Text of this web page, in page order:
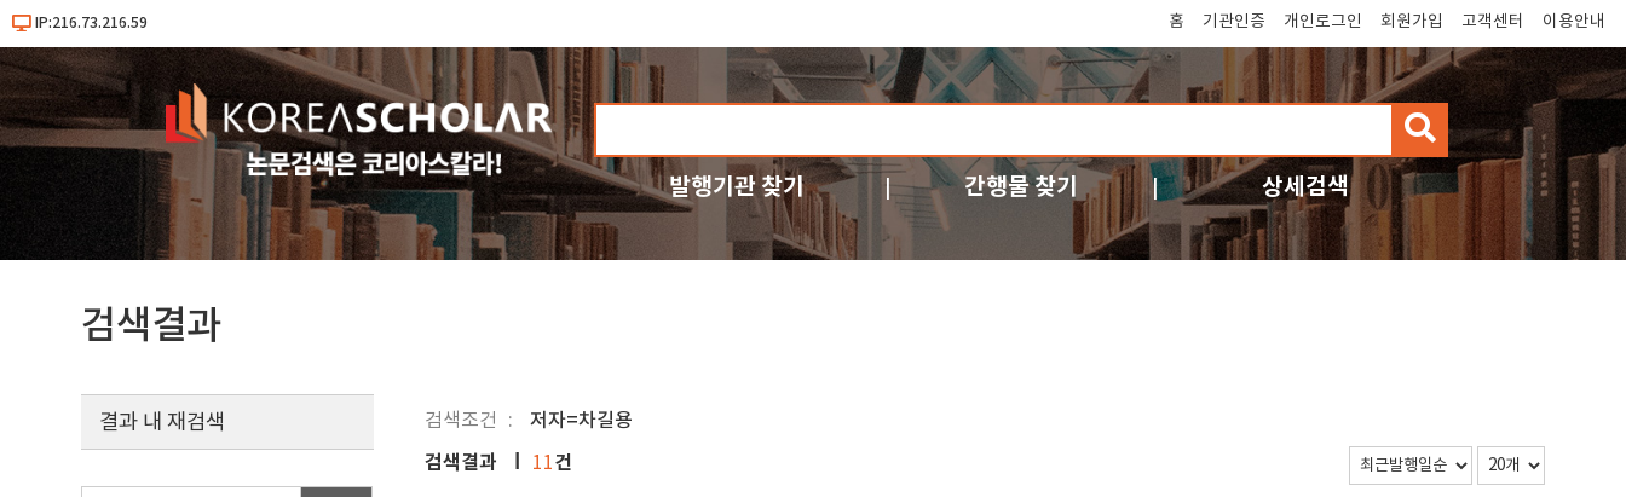
IP:216.73.216.59 홈 기관인증 개인로그인 회원가입 고객센터 이용안내
검
색
발행기관 찾기 간행물 찾기 상세검색
검색결과
검색조건 저자=차길용
결과 내 재검색
검색결과 11건